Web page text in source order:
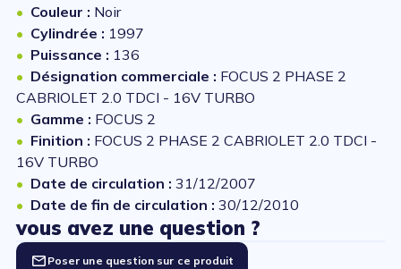
Couleur : Noir
Cylindrée : 1997
Puissance : 136
Désignation commerciale : FOCUS 2 PHASE 2
CABRIOLET 2.0 TDCI - 16V TURBO
Gamme : FOCUS 2
Finition : FOCUS 2 PHASE 2 CABRIOLET 2.0 TDCI -
16V TURBO
Date de circulation : 31/12/2007
Date de fin de circulation : 30/12/2010
vous avez une question ?
Poser une question sur ce produit